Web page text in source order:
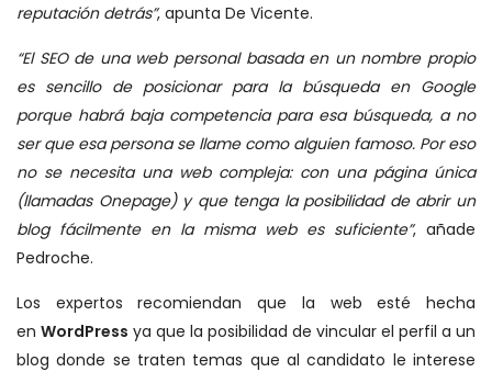
reputación detrás”, apunta De Vicente.
“El SEO de una web personal basada en un nombre propio
es sencillo de posicionar para la búsqueda en Google
porque habrá baja competencia para esa búsqueda, a no
ser que esa persona se llame como alguien famoso. Por eso
no se necesita una web compleja: con una página única
(llamadas Onepage) y que tenga la posibilidad de abrir un
blog fácilmente en la misma web es suficiente”, añade
Pedroche.
Los expertos recomiendan que la web esté hecha
en WordPress ya que la posibilidad de vincular el perfil a un
blog donde se traten temas que al candidato le interese